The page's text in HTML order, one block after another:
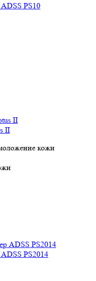
PS10
II
кожи
PS2014